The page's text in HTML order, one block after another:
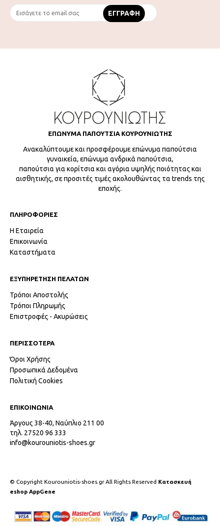
ΕΠΩΝΥΜΑ ΠΑΠΟΥΤΣΙΑ ΚΟΥΡΟΥΝΙΩΤΗΣ
Ανακαλύπτουμε και προσφέρουμε επώνυμα παπούτσια
γυναικεία, επώνυμα ανδρικά παπούτσια,
παπούτσια για κορίτσια και αγόρια υψηλής ποιότητας και
αισθητικής, σε προσιτές τιμές ακολουθώντας τα trends της
εποχής.
ΠΛΗΡΟΦΟΡΙΕΣ
Η Εταιρεία
Επικοινωνία
Καταστήματα
ΕΞΥΠΗΡΕΤΗΣΗ ΠΕΛΑΤΩΝ
Τρόποι Αποστολής
Τρόποι Πληρωμής
Επιστροφές - Ακυρώσεις
ΠΕΡΙΣΣΟΤΕΡΑ
Όροι Χρήσης
Προσωπικά Δεδομένα
Πολιτική Cookies
ΕΠΙΚΟΙΝΩΝΙΑ
Άργους 38-40, Ναύπλιο 211 00
τηλ. 27520 96 333
info@kourouniotis-shoes.gr
© Copyright Kourouniotis-shoes.gr All Rights Reserved Κατασκευή
eshop AppGene